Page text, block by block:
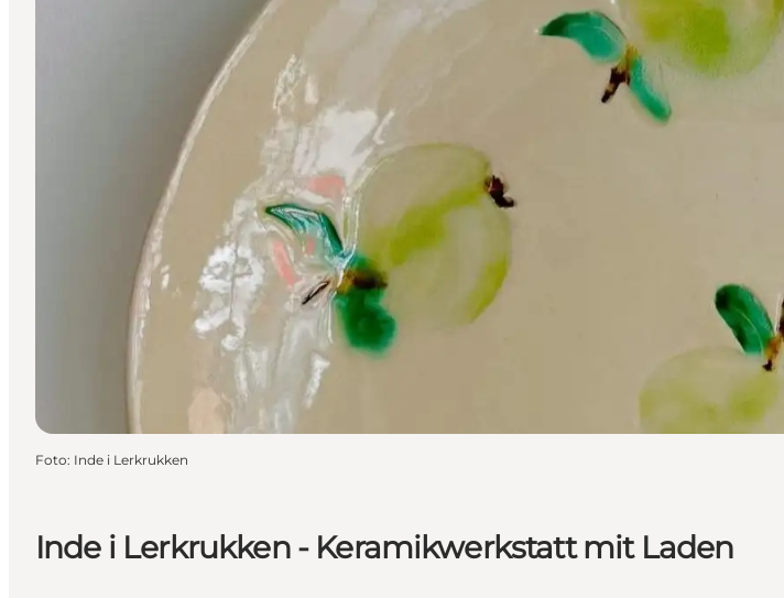
Inde i Lerkrukken - Keramikwerkstatt mit Laden
Foto: Inde i Lerkrukken